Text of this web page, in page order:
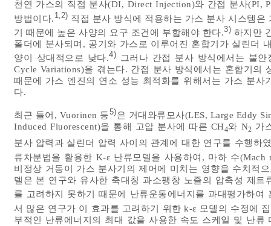
천연 가스의 직접 분사(DI, Direct Injection)와 간접 분사(PI,
방법이다. 1,2) 직접 분사 방식에 적용하는 가스 분사 시스템
기 때문에 높은 사양의 요구 조건에 부합해야 한다.3) 하지만
폴더에 분사되며, 공기와 가스로 이루어진 혼합기가 실린더
양이 상대적으로 낮다.4) 그러나 간접 분사 방식에서는 불
Cycle Variations)을 겪는다. 간접 분사 방식에서는 혼합기의
때문에 가스 엔진의 연소 성능 최적화를 위해서는 가스 분
다.
최근 들어, Vuorinen 등5)은 거대와류모사(LES, Large Eddy
Induced Fluorescent)을 통해 고압 분사에 따른 CH4와 N2 가
분사 압력과 실린더 압력 사이의 관계에 대한 연구를 수행하
류차분법을 활용한 K-ɛ 난류모델을 사용하여, 마하 수
비정상 거동이 가스 분사기의 제어에 미치는 영향을 수치적
델은 본 연구와 유사한 축대칭 과소팽창 노즐의 압축성 제
를 고려하지 못하기 때문에 난류운동에너지를 과대평가하
서 많은 연구가 이 효과를 고려하기 위한 k-ɛ 모델의 수정에
부적인 난류에너지의 최대 값을 사용한 속도 스케일 및 난